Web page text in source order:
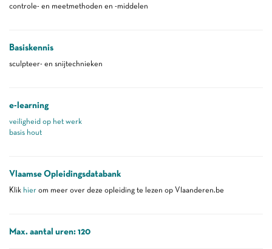
controle- en meetmethoden en -middelen
Basiskennis
sculpteer- en snijtechnieken
e-learning
veiligheid op het werk
basis hout
Vlaamse Opleidingsdatabank
Klik hier om meer over deze opleiding te lezen op Vlaanderen.be
Max. aantal uren: 120